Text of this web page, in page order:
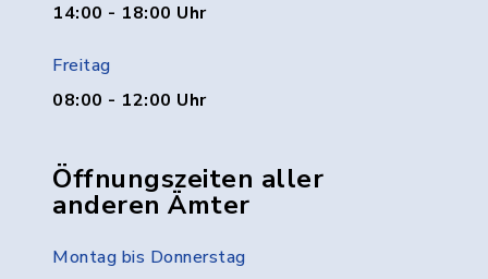
14:00 - 18:00 Uhr
Freitag
08:00 - 12:00 Uhr
Öffnungszeiten aller
anderen Ämter
Montag bis Donnerstag